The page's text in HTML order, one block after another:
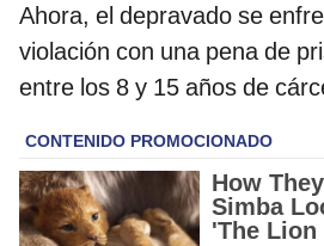
Ahora, el depravado se
violación con una pena de
entre los 8 y 15 años de